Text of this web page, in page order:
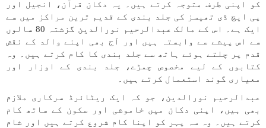
کو اپنی طرف متوجہ کرتے ہیں۔ یہ دکان قرآن، انجیل اور
پی ایچ ڈی تھیسز کی جلد بندی کے قدیم ترین مراکز میں سے
ایک ہے۔ اس کے مالک عبدالرحیم نورالدین گزشتہ 80 سالوں
سے اس پیشے سے وابستہ ہیں اور آج بھی اپنے والد کے نقش
قدم پر چلتے ہوئے ہاتھ سے جلد بندی کا کام کرتے ہیں۔ وہ
کتابوں کے لیے مخصوص چمڑے، جلد بندی کے اوزار اور
معیاری گوند استعمال کرتے ہیں۔
عبدالرحیم نورالدین، جو کہ ایک ریٹائرڈ سرکاری ملازم
بھی ہیں، اپنی دکان میں خاموشی اور سکون کے ساتھ کام
کرتے ہیں۔ وہ سہ پہر کو اپنا کام شروع کرتے ہیں اور شام